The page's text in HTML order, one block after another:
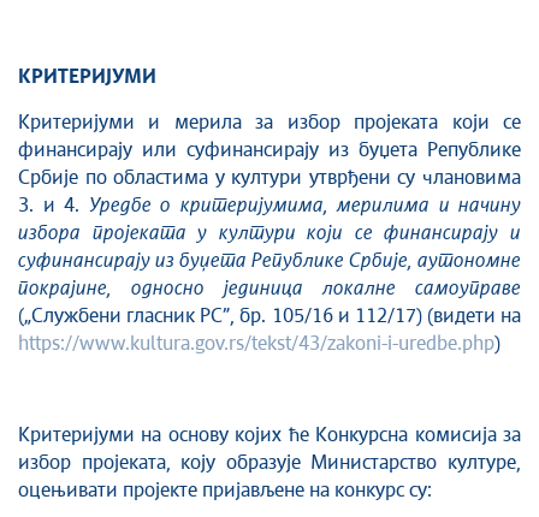
КРИТЕРИЈУМИ
Критеријуми и мерила за избор пројеката који се
финансирају или суфинансирају из буџета Републике
Србије по областима у култури утврђени су члановима
3. и 4. Уредбе о критеријумима, мерилима и начину
избора пројеката у култури који се финансирају и
суфинансирају из буџета Републике Србије, аутономне
покрајине, односно јединица локалне самоуправе
(„Службени гласник РС”, бр. 105/16 и 112/17) (видети на
https://www.kultura.gov.rs/tekst/43/zakoni-i-uredbe.php)
Критеријуми на основу којих ће Конкурсна комисија за
избор пројеката, коју образује Министарство културе,
оцењивати пројекте пријављене на конкурс су: